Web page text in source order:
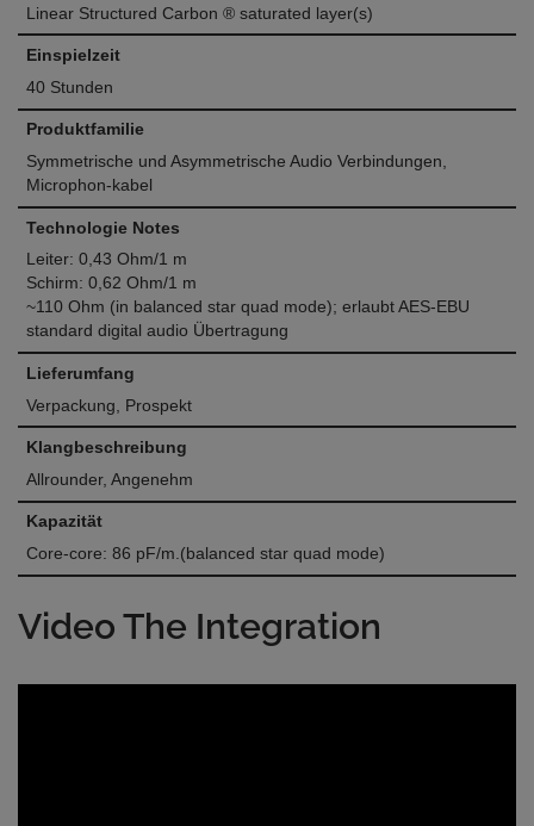
Linear Structured Carbon ® saturated layer(s)
Einspielzeit
40 Stunden
Produktfamilie
Symmetrische und Asymmetrische Audio Verbindungen,
Microphon-kabel
Technologie Notes
Leiter: 0,43 Ohm/1 m
Schirm: 0,62 Ohm/1 m
~110 Ohm (in balanced star quad mode); erlaubt AES-EBU
standard digital audio Übertragung
Lieferumfang
Verpackung, Prospekt
Klangbeschreibung
Allrounder, Angenehm
Kapazität
Core-core: 86 pF/m.(balanced star quad mode)
Video The Integration